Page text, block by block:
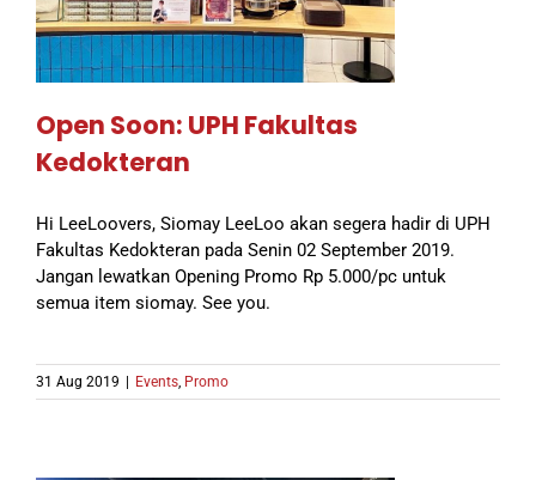
Open Soon: UPH Fakultas
Kedokteran
Hi LeeLoovers, Siomay LeeLoo akan segera hadir di UPH
Fakultas Kedokteran pada Senin 02 September 2019.
Jangan lewatkan Opening Promo Rp 5.000/pc untuk
semua item siomay. See you.
31 Aug 2019 | Events Promo